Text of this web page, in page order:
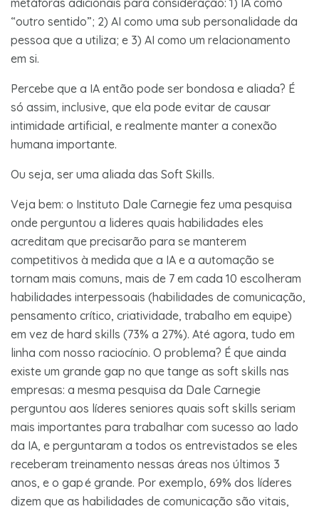
“outro sentido”; 2) AI como uma sub personalidade da
pessoa que a utiliza; e 3) AI como um relacionamento
em si.
Percebe que a IA então pode ser bondosa e aliada? É
só assim, inclusive, que ela pode evitar de causar
intimidade artificial, e realmente manter a conexão
humana importante.
Ou seja, ser uma aliada das Soft Skills.
Veja bem: o Instituto Dale Carnegie fez uma pesquisa
onde perguntou a lideres quais habilidades eles
acreditam que precisarão para se manterem
competitivos à medida que a IA e a automação se
tornam mais comuns, mais de 7 em cada 10 escolheram
habilidades interpessoais (habilidades de comunicação,
pensamento crítico, criatividade, trabalho em equipe)
em vez de hard skills (73% a 27%). Até agora, tudo em
linha com nosso raciocínio. O problema? É que ainda
existe um grande gap no que tange as soft skills nas
empresas: a mesma pesquisa da Dale Carnegie
perguntou aos líderes seniores quais soft skills seriam
mais importantes para trabalhar com sucesso ao lado
da IA, e perguntaram a todos os entrevistados se eles
receberam treinamento nessas áreas nos últimos 3
anos, e o gap é grande. Por exemplo, 69% dos líderes
dizem que as habilidades de comunicação são vitais,